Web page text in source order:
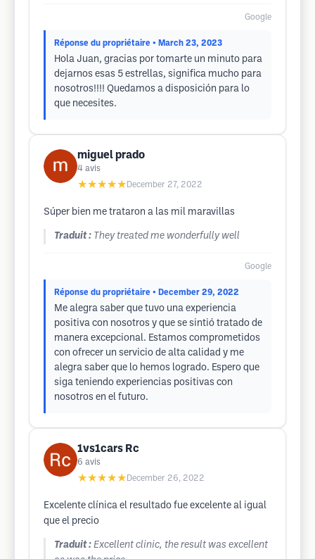
Google
Réponse du propriétaire • March 23, 2023
Hola Juan, gracias por tomarte un minuto para
dejarnos esas 5 estrellas, significa mucho para
nosotros!!!! Quedamos a disposición para lo
que necesites.
miguel prado
4 avis
★★★★★ December 27, 2022
Súper bien me trataron a las mil maravillas
Traduit : They treated me wonderfully well
Google
Réponse du propriétaire • December 29, 2022
Me alegra saber que tuvo una experiencia
positiva con nosotros y que se sintió tratado de
manera excepcional. Estamos comprometidos
con ofrecer un servicio de alta calidad y me
alegra saber que lo hemos logrado. Espero que
siga teniendo experiencias positivas con
nosotros en el futuro.
1vs1cars Rc
6 avis
★★★★★ December 26, 2022
Excelente clínica el resultado fue excelente al igual
que el precio
Traduit : Excellent clinic, the result was excellent